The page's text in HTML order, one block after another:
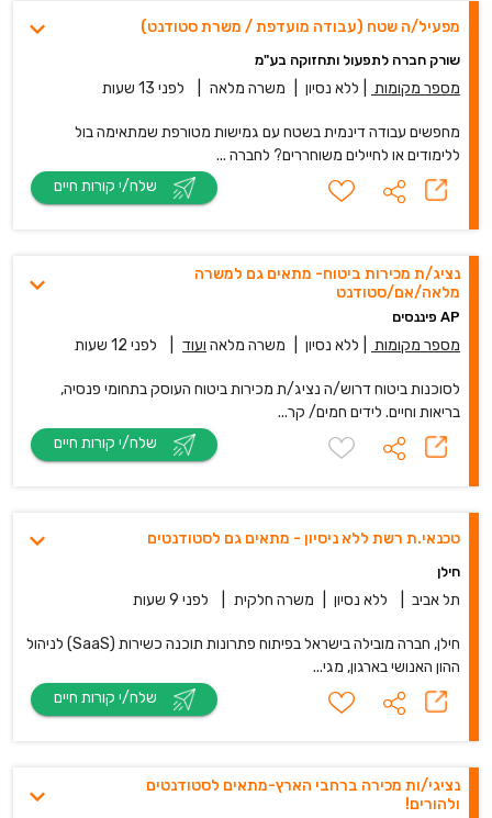
מפעיל/ה שטח (עבודה מועדפת / משרת סטודנט)
שורק חברה לתפעול ותחזוקה בע"מ
מספר מקומות ללא נסיון משרה מלאה לפני 13 שעות
מחפשים עבודה דינמית בשטח עם גמישות מטורפת שמתאימה בול
ללימודים או לחיילים משוחררים? לחברה ...
נציג/ת מכירות ביטוח- מתאים גם למשרה
מלאה/אם/סטודנט
AP פיננסים
מספר מקומות ללא נסיון משרה מלאה ועוד לפני 12 שעות
לסוכנות ביטוח דרוש/ה נציג/ת מכירות ביטוח העוסק בתחומי פנסיה,
בריאות וחיים. לידים חמים/ קר...
טכנאי.ת רשת ללא ניסיון - מתאים גם לסטודנטים
חילן
תל אביב ללא נסיון משרה חלקית לפני 9 שעות
חילן, חברה מובילה בישראל בפיתוח פתרונות תוכנה כשירות (SaaS) לניהול
ההון האנושי בארגון, מגי...
נציגי/ות מכירה ברחבי הארץ-מתאים לסטודנטים
ולהורים!